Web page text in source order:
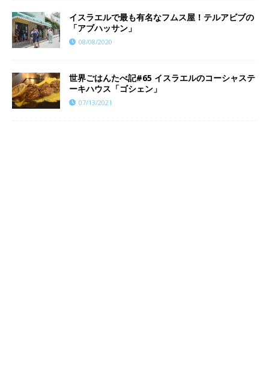
イスラエルで最も有名なフムス屋！テルアビブの
「アブハッサン」
08/08/2020
世界ごはんたべ記#65 イスラエルのコーシャステ
ーキハウス「ゴシェン」
07/13/2021